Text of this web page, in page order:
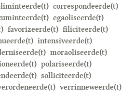
correspondeerde(t)
egaoliseerde(t)
favorizeerde(t) filiciteerde(t)
intensiveerde(t)
moraoliseerde(t)
polariseerde(t)
solliciteerde(t)
verrinneweerde(t)